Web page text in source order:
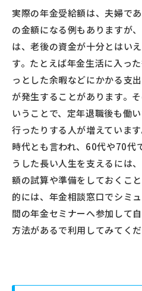
実際の年金受給額は、夫婦で
の金額になる例もありますが
は、老後の資金が十分とはい
す。たとえば年金生活に入っ
っとした余暇などにかかる支
が発生することがあります。
いうことで、定年退職後も働
行ったりする人が増えていま
時代とも言われ、60代や70代
うした長い人生を支えるには
額の試算や準備をしておくこ
的には、年金相談窓口でシミ
間の年金セミナーへ参加して
方法があるで利用してみてくだ